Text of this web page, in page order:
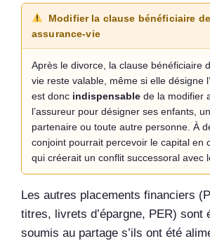
Modifier la clause bénéficiaire
assurance-vie
Après le divorce, la clause bénéficiaire
vie reste valable, même si elle désigne
est donc indispensable de la modifier
l’assureur pour désigner ses enfants,
partenaire ou toute autre personne. À
conjoint pourrait percevoir le capital en
qui créerait un conflit successoral avec
Les autres placements financiers
titres, livrets d’épargne, PER) sont
soumis au partage s’ils ont été